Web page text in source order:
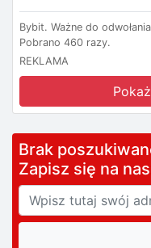
Bybit. Ważne do
Pobrano 460 razy.
REKLAMA
Brak
Zapisz się na